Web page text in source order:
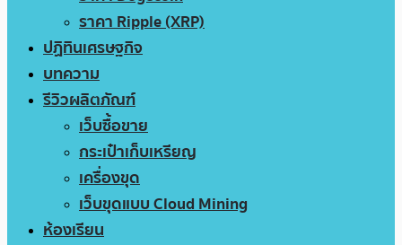
ราคา Ripple (XRP)
ปฏิทินเศรษฐกิจ
บทความ
รีวิวผลิตภัณฑ์
เว็บซื้อขาย
กระเป๋าเก็บเหรียญ
เครื่องขุด
เว็บขุดแบบ Cloud Mining
ห้องเรียน